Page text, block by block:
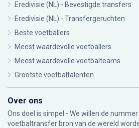
Eredivisie (NL) - Bevestigde transfers
Eredivisie (NL) - Transfergeruchten
Beste voetballers
Meest waardevolle voetballers
Meest waardevolle voetbalteams
Grootste voetbaltalenten
Over ons
Ons doel is simpel - We willen de
voetbaltransfer bron van de wereld